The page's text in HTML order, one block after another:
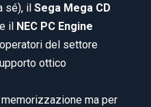
sé), il Sega Mega CD
il NEC PC Engine
del settore
ottico
ma per